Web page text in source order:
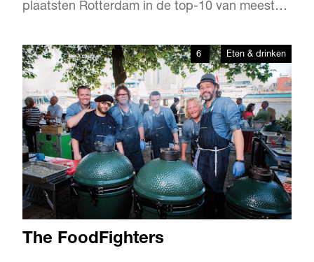
plaatsten Rotterdam in de top-10 van meest
noemde CNN de Markthal tot een van de tien
gebouwen die je moet zien in 2014. Hoe komt
dat zo plotseling? En wat moeten we doen om
Rotterdam cool te houden?
6 Eten & drinken
The FoodFighters